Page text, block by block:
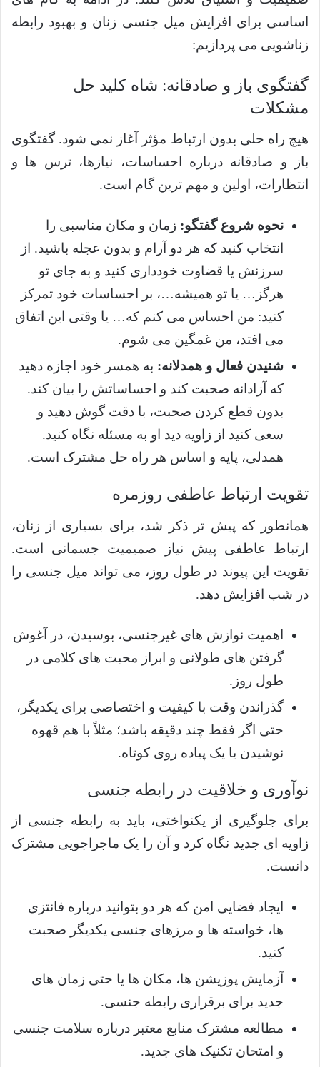
اساسی برای افزایش میل جنسی زنان و بهبود رابطه
زناشویی می پردازیم:
گفتگوی باز و صادقانه: شاه کلید حل
مشکلات
هیچ راه حلی بدون ارتباط مؤثر آغاز نمی شود. گفتگوی
باز و صادقانه درباره احساسات، نیازها، ترس ها و
انتظارات، اولین و مهم ترین گام است.
نحوه شروع گفتگو: زمان و مکان مناسبی را
انتخاب کنید که هر دو آرام و بدون عجله باشید. از
سرزنش یا قضاوت خودداری کنید و به جای تو
هرگز… یا تو همیشه…، بر احساسات خود تمرکز
کنید: من احساس می کنم که… یا وقتی این اتفاق
می افتد، من غمگین می شوم.
شنیدن فعال و همدلانه: به همسر خود اجازه دهید
که آزادانه صحبت کند و احساساتش را بیان کند.
بدون قطع کردن صحبت، با دقت گوش دهید و
سعی کنید از زاویه دید او به مسئله نگاه کنید.
همدلی، پایه و اساس هر راه حل مشترک است.
تقویت ارتباط عاطفی روزمره
همانطور که پیش تر ذکر شد، برای بسیاری از زنان،
ارتباط عاطفی پیش نیاز صمیمیت جسمانی است.
تقویت این پیوند در طول روز، می تواند میل جنسی را
در شب افزایش دهد.
اهمیت نوازش های غیرجنسی، بوسیدن، در آغوش
گرفتن های طولانی و ابراز محبت های کلامی در
طول روز.
گذراندن وقت با کیفیت و اختصاصی برای یکدیگر،
حتی اگر فقط چند دقیقه باشد؛ مثلاً با هم قهوه
نوشیدن یا یک پیاده روی کوتاه.
نوآوری و خلاقیت در رابطه جنسی
برای جلوگیری از یکنواختی، باید به رابطه جنسی از
زاویه ای جدید نگاه کرد و آن را یک ماجراجویی مشترک
دانست.
ایجاد فضایی امن که هر دو بتوانید درباره فانتزی
ها، خواسته ها و مرزهای جنسی یکدیگر صحبت
کنید.
آزمایش پوزیشن ها، مکان ها یا حتی زمان های
جدید برای برقراری رابطه جنسی.
مطالعه مشترک منابع معتبر درباره سلامت جنسی
و امتحان تکنیک های جدید.